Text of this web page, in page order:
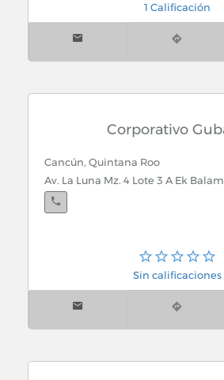
1 Calificación
Corporativo
Cancún, Quintana Roo
Av. La Luna Mz. 4 Lote 3 A Ek
Sin calificaciones